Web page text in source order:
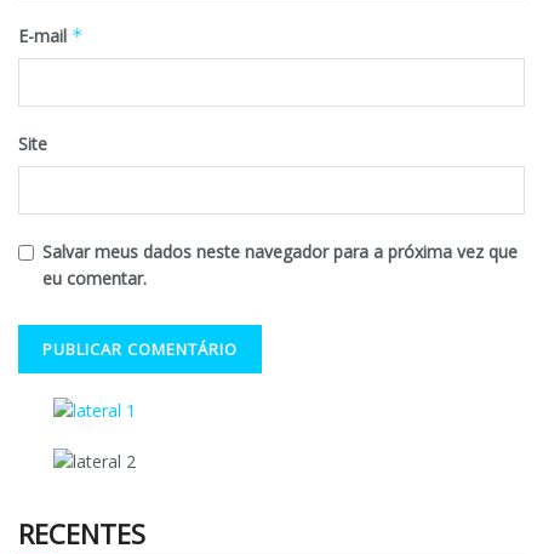
E-mail *
Site
Salvar meus dados neste navegador para a próxima vez que
eu comentar.
RECENTES